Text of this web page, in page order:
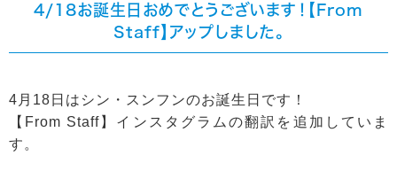
4/18お誕生日おめでとうございます！【From
Staff】アップしました。
4月18日はシン・スンフンのお誕生日です！
【From Staff】インスタグラムの翻訳を追加していま
す。